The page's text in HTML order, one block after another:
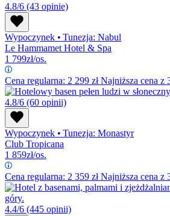
4.8/6 (43 opinie)
Wypoczynek • Tunezja: Nabul
Le Hammamet Hotel & Spa
1 799zł/os.
Cena regularna: 2 299 złNajniższa cena z
4.8/6 (60 opinii)
Wypoczynek • Tunezja: Monastyr
Club Tropicana
1 859zł/os.
Cena regularna: 2 359 złNajniższa cena z
4.4/6 (445 opinii)